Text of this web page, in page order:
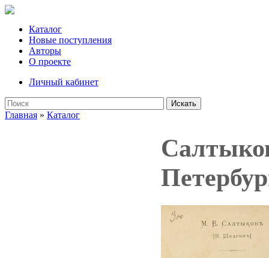
Каталог
Новые поступления
Авторы
О проекте
Личный кабинет
Искать
Главная » Каталог